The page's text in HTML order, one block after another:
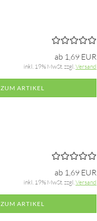
ab 1,69 EUR
inkl. 19% MwSt. zzgl.Versand
ZUM ARTIKEL
ab 1,69 EUR
inkl. 19% MwSt. zzgl.Versand
ZUM ARTIKEL